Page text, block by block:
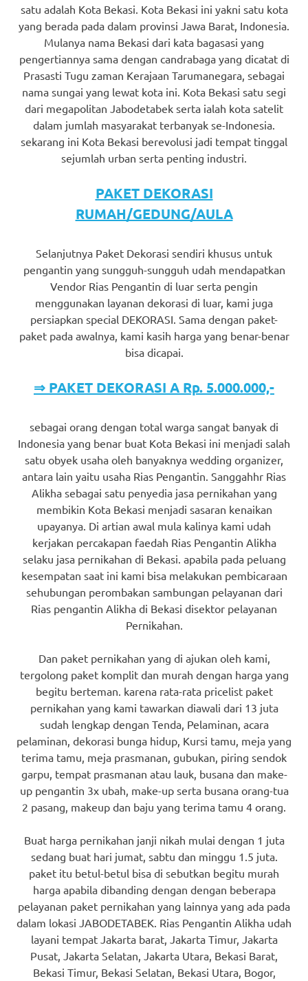
satu adalah Kota Bekasi. Kota Bekasi ini yakni satu kota
yang berada pada dalam provinsi Jawa Barat, Indonesia.
Mulanya nama Bekasi dari kata bagasasi yang
pengertiannya sama dengan candrabaga yang dicatat di
Prasasti Tugu zaman Kerajaan Tarumanegara, sebagai
nama sungai yang lewat kota ini. Kota Bekasi satu segi
dari megapolitan Jabodetabek serta ialah kota satelit
dalam jumlah masyarakat terbanyak se-Indonesia.
sekarang ini Kota Bekasi berevolusi jadi tempat tinggal
sejumlah urban serta penting industri.
PAKET DEKORASI
RUMAH/GEDUNG/AULA
Selanjutnya Paket Dekorasi sendiri khusus untuk
pengantin yang sungguh-sungguh udah mendapatkan
Vendor Rias Pengantin di luar serta pengin
menggunakan layanan dekorasi di luar, kami juga
persiapkan special DEKORASI. Sama dengan paket-
paket pada awalnya, kami kasih harga yang benar-benar
bisa dicapai.
⇒ PAKET DEKORASI A Rp. 5.000.000,-
sebagai orang dengan total warga sangat banyak di
Indonesia yang benar buat Kota Bekasi ini menjadi salah
satu obyek usaha oleh banyaknya wedding organizer,
antara lain yaitu usaha Rias Pengantin. Sanggahhr Rias
Alikha sebagai satu penyedia jasa pernikahan yang
membikin Kota Bekasi menjadi sasaran kenaikan
upayanya. Di artian awal mula kalinya kami udah
kerjakan percakapan faedah Rias Pengantin Alikha
selaku jasa pernikahan di Bekasi. apabila pada peluang
kesempatan saat ini kami bisa melakukan pembicaraan
sehubungan perombakan sambungan pelayanan dari
Rias pengantin Alikha di Bekasi disektor pelayanan
Pernikahan.
Dan paket pernikahan yang di ajukan oleh kami,
tergolong paket komplit dan murah dengan harga yang
begitu berteman. karena rata-rata pricelist paket
pernikahan yang kami tawarkan diawali dari 13 juta
sudah lengkap dengan Tenda, Pelaminan, acara
pelaminan, dekorasi bunga hidup, Kursi tamu, meja yang
terima tamu, meja prasmanan, gubukan, piring sendok
garpu, tempat prasmanan atau lauk, busana dan make-
up pengantin 3x ubah, make-up serta busana orang-tua
2 pasang, makeup dan baju yang terima tamu 4 orang.
Buat harga pernikahan janji nikah mulai dengan 1 juta
sedang buat hari jumat, sabtu dan minggu 1.5 juta.
paket itu betul-betul bisa di sebutkan begitu murah
harga apabila dibanding dengan dengan beberapa
pelayanan paket pernikahan yang lainnya yang ada pada
dalam lokasi JABODETABEK. Rias Pengantin Alikha udah
layani tempat Jakarta barat, Jakarta Timur, Jakarta
Pusat, Jakarta Selatan, Jakarta Utara, Bekasi Barat,
Bekasi Timur, Bekasi Selatan, Bekasi Utara, Bogor,